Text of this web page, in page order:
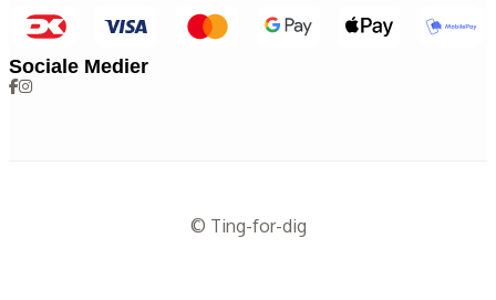
Sociale Medier
© Ting-for-dig